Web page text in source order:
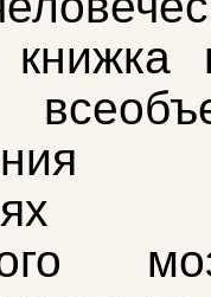
книжка